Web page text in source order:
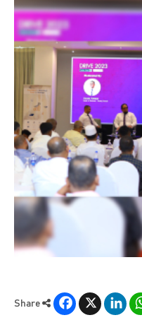
Share
Facebook
X